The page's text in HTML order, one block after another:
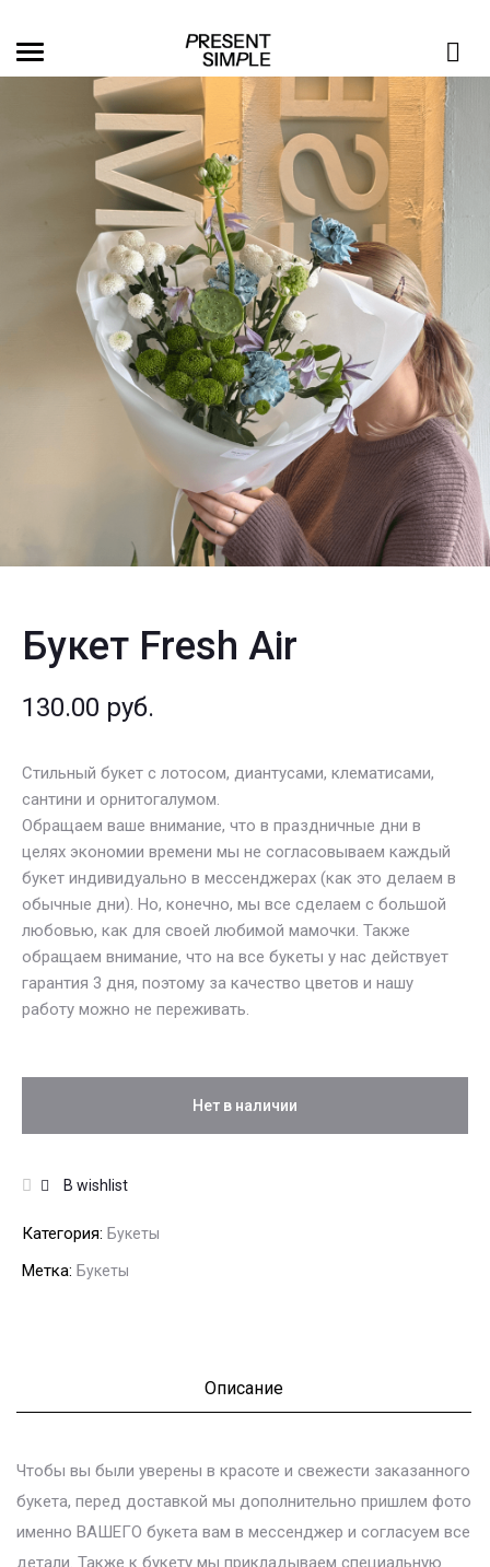
Букет Fresh Air
130.00 руб.
Стильный букет с лотосом, диантусами, клематисами,
сантини и орнитогалумом.
Обращаем ваше внимание, что в праздничные дни в
целях экономии времени мы не согласовываем каждый
букет индивидуально в мессенджерах (как это делаем в
обычные дни). Но, конечно, мы все сделаем с большой
любовью, как для своей любимой мамочки. Также
обращаем внимание, что на все букеты у нас действует
гарантия 3 дня, поэтому за качество цветов и нашу
работу можно не переживать.
Нет в наличии
В wishlist
Категория: Букеты
Метка: Букеты
Описание
Чтобы вы были уверены в красоте и свежести заказанного
букета, перед доставкой мы дополнительно пришлем фото
именно ВАШЕГО букета вам в мессенджер и согласуем все
детали. Также к букету мы прикладываем специальную